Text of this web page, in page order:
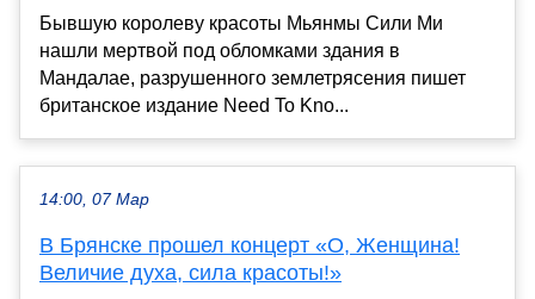
Бывшую королеву красоты Мьянмы Сили Ми
нашли мертвой под обломками здания в
Мандалае, разрушенного землетрясения пишет
британское издание Need To Kno...
14:00, 07 Мар
В Брянске прошел концерт «О, Женщина!
Величие духа, сила красоты!»